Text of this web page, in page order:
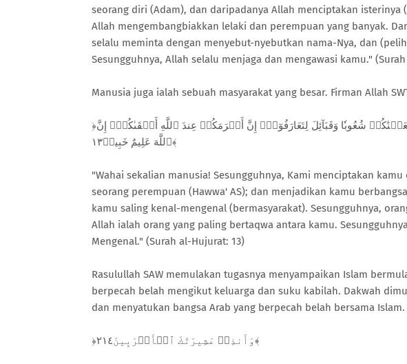
seorang diri (Adam), dan daripadanya Allah menciptakan isterinya
Allah mengembangbiakkan lelaki dan perempuan yang banyak.
selalu meminta dengan menyebut-nyebutkan nama-Nya, dan
Sesungguhnya, Allah selalu menjaga dan mengawasi kamu."
Manusia juga ialah sebuah masyarakat yang besar. Firman Allah
﴿يَـٰٓأَيُّهَا ٱلنَّاسُ إِنَّا خَلَقۡنَٰكُم مِّن ذَكَرٖ وَأُنثَىٰ وَجَعَلۡنَٰكُمۡ شُعُوبٗا وَقَبَآئِلَ لِتَعَارَفُوٓاْۚ إِنَّ أَكۡرَمَكُمۡ عِندَ ٱللَّهِ أَتۡقَىٰكُمۡۚ إِنَّ
ٱللَّهَ عَلِيمٌ خَبِيرٞ١٣﴾
"Wahai sekalian manusia! Sesungguhnya, Kami menciptakan
seorang perempuan (Hawwa' AS); dan menjadikan kamu
kamu saling kenal-mengenal (bermasyarakat). Sesungguhnya,
Allah ialah orang yang paling bertaqwa antara kamu.
Mengenal." (Surah al-Hujurat: 13)
Rasulullah SAW memulakan tugasnya menyampaikan Islam
berpecah belah mengikut keluarga dan suku kabilah. Dakwah
dan menyatukan bangsa Arab yang berpecah belah bersama
﴿وَأَنذِرۡ عَشِيرَتَكَ ٱلۡأَقۡرَبِينَ٢١٤﴾